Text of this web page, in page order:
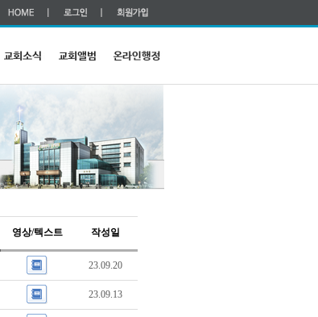
영상/텍스트 작성일
23.09.20
23.09.13